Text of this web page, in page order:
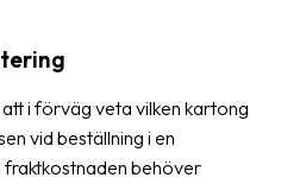
i förväg veta vilken kartong
vid beställning i en
fraktkostnaden behöver